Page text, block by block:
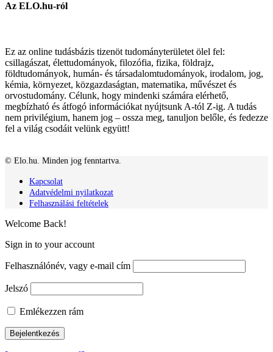
Az ELO.hu-ról
Ez az online tudásbázis tizenöt tudományterületet ölel fel:
csillagászat, élettudományok, filozófia, fizika, földrajz,
földtudományok, humán- és társadalomtudományok, irodalom, jog,
kémia, környezet, közgazdaságtan, matematika, művészet és
orvostudomány. Célunk, hogy mindenki számára elérhető,
megbízható és átfogó információkat nyújtsunk A-tól Z-ig. A tudás
nem privilégium, hanem jog – ossza meg, tanuljon belőle, és fedezze
fel a világ csodáit velünk együtt!
© Elo.hu. Minden jog fenntartva.
Kapcsolat
Adatvédelmi nyilatkozat
Felhasználási feltételek
Welcome Back!
Sign in to your account
Felhasználónév, vagy e-mail cím
Jelszó
Emlékezzen rám